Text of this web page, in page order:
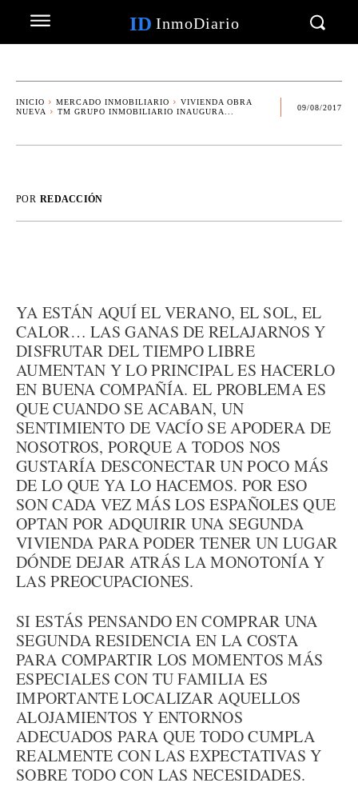
ID InmoDiario
INICIO MERCADO INMOBILIARIO
VIVIENDA OBRA
NUEVA
TM GRUPO INMOBILIARIO INAUGURA...
09/08/2017
POR REDACCIÓN
YA ESTÁN AQUÍ EL VERANO, EL SOL, EL
CALOR… LAS GANAS DE RELAJARNOS Y
DISFRUTAR DEL TIEMPO LIBRE
AUMENTAN Y LO PRINCIPAL ES HACERLO
EN BUENA COMPAÑÍA. EL PROBLEMA ES
QUE CUANDO SE ACABAN, UN
SENTIMIENTO DE VACÍO SE APODERA DE
NOSOTROS, PORQUE A TODOS NOS
GUSTARÍA DESCONECTAR UN POCO MÁS
DE LO QUE YA LO HACEMOS. POR ESO
SON CADA VEZ MÁS LOS ESPAÑOLES QUE
OPTAN POR ADQUIRIR UNA SEGUNDA
VIVIENDA PARA PODER TENER UN LUGAR
DÓNDE DEJAR ATRÁS LA MONOTONÍA Y
LAS PREOCUPACIONES.
SI ESTÁS PENSANDO EN COMPRAR UNA
SEGUNDA RESIDENCIA EN LA COSTA
PARA COMPARTIR LOS MOMENTOS MÁS
ESPECIALES CON TU FAMILIA ES
IMPORTANTE LOCALIZAR AQUELLOS
ALOJAMIENTOS Y ENTORNOS
ADECUADOS PARA QUE TODO CUMPLA
REALMENTE CON LAS EXPECTATIVAS Y
SOBRE TODO CON LAS NECESIDADES.